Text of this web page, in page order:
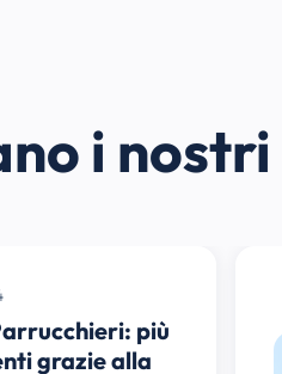
i nostri
più
grazie alla